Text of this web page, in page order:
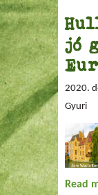
jó
2020.
Gyuri
Read